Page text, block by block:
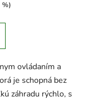
%)
ovládaním a
je schopná bez
záhradu rýchlo, s